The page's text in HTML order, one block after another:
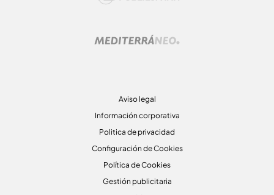
Aviso legal
Información corporativa
Politica de privacidad
Configuración de Cookies
Política de Cookies
Gestión publicitaria